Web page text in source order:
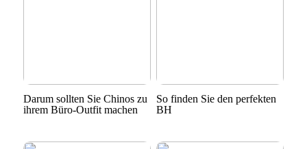
Darum sollten Sie Chinos zu
ihrem Büro-Outfit machen
So finden Sie den perfekten
BH